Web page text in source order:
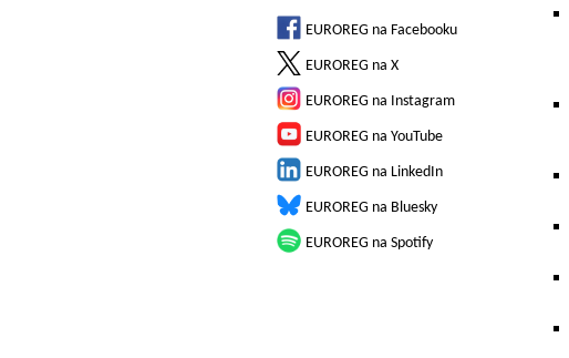
EUROREG na Facebooku
EUROREG na X
EUROREG na Instagram
EUROREG na YouTube
EUROREG na LinkedIn
EUROREG na Bluesky
EUROREG na Spotify